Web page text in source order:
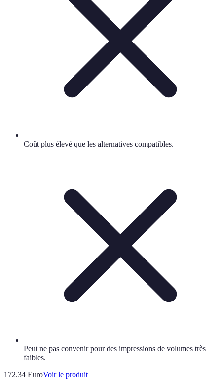
Coût plus élevé que les alternatives compatibles.
Peut ne pas convenir pour des impressions de volumes très
faibles.
172.34 EuroVoir le produit